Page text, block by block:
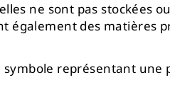
ne sont pas stockées
des matières
représentant